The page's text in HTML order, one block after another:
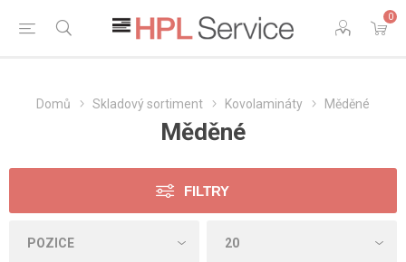
0
Domů Skladový sortiment Kovolamináty Měděné
Měděné
FILTRY